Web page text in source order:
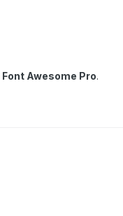
Font Awesome Pro.